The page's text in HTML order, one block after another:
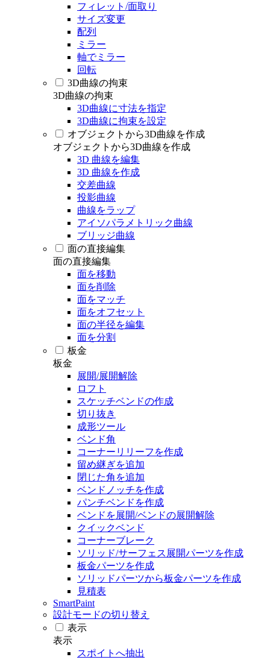
フィレット/面取り
サイズ変更
配列
ミラー
軸でミラー
回転
3D曲線の拘束
3D曲線の拘束
3D曲線に寸法を指定
3D曲線に拘束を設定
オブジェクトから3D曲線を作成
オブジェクトから3D曲線を作成
3D 曲線を編集
3D 曲線を作成
交差曲線
投影曲線
曲線をラップ
アイソパラメトリック曲線
ブリッジ曲線
面の直接編集
面の直接編集
面を移動
面を削除
面をマッチ
面をオフセット
面の半径を編集
面を分割
板金
板金
展開/展開解除
ロフト
スケッチベンドの作成
切り抜き
成形ツール
ベンド角
コーナーリリーフを作成
留め継ぎを追加
閉じた角を追加
ベンドノッチを作成
パンチベンドを作成
ベンドを展開/ベンドの展開解除
クイックベンド
コーナーブレーク
ソリッド/サーフェス展開パーツを作成
板金パーツを作成
ソリッドパーツから板金パーツを作成
見積表
SmartPaint
設計モードの切り替え
表示
表示
スポイトへ抽出